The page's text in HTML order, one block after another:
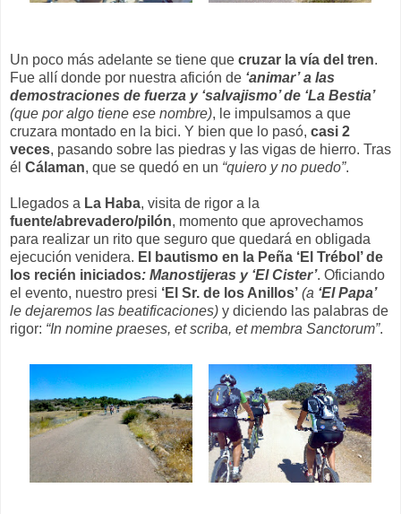
Un poco más adelante se tiene que cruzar la vía del tren.
Fue allí donde por nuestra afición de ‘animar’ a las
demostraciones de fuerza y ‘salvajismo’ de ‘La Bestia’
(que por algo tiene ese nombre), le impulsamos a que
cruzara montado en la bici. Y bien que lo pasó, casi 2
veces, pasando sobre las piedras y las vigas de hierro. Tras
él Cálaman, que se quedó en un “quiero y no puedo”.
Llegados a La Haba, visita de rigor a la
fuente/abrevadero/pilón, momento que aprovechamos
para realizar un rito que seguro que quedará en obligada
ejecución venidera. El bautismo en la Peña ‘El Trébol’ de
los recién iniciados: Manostijeras y ‘El Cister’. Oficiando
el evento, nuestro presi ‘El Sr. de los Anillos’ (a ‘El Papa’
le dejaremos las beatificaciones) y diciendo las palabras de
rigor: “In nomine praeses, et scriba, et membra Sanctorum”.